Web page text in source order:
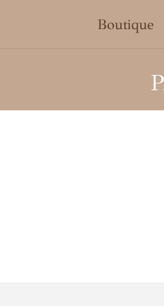
Boutique